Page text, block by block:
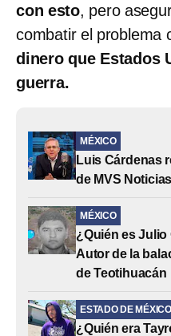
con esto, pero
combatir el problema
dinero que Estados
guerra.
MÉXICO
Luis Cárdenas
de MVS Noticias
MÉXICO
¿Quién es Julio
Autor de la
de Teotihuacán
ESTADO DE MÉXICO
¿Quién era